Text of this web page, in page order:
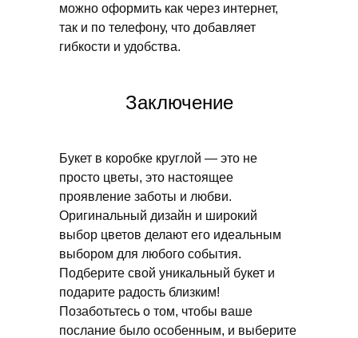
можно оформить как через интернет,
так и по телефону, что добавляет
гибкости и удобства.
Заключение
Букет в коробке круглой — это не
просто цветы, это настоящее
проявление заботы и любви.
Оригинальный дизайн и широкий
выбор цветов делают его идеальным
выбором для любого события.
Подберите свой уникальный букет и
подарите радость близким!
Позаботьтесь о том, чтобы ваше
послание было особенным, и выберите